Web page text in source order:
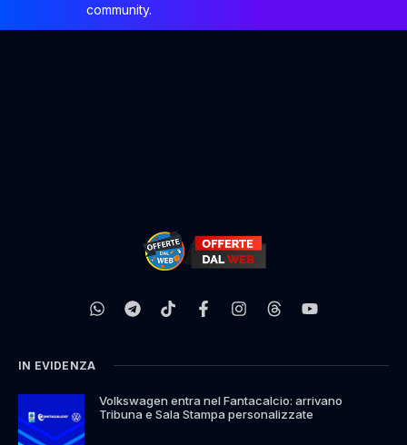
community.
IN EVIDENZA
Volkswagen entra nel Fantacalcio: arrivano
Tribuna e Sala Stampa personalizzate